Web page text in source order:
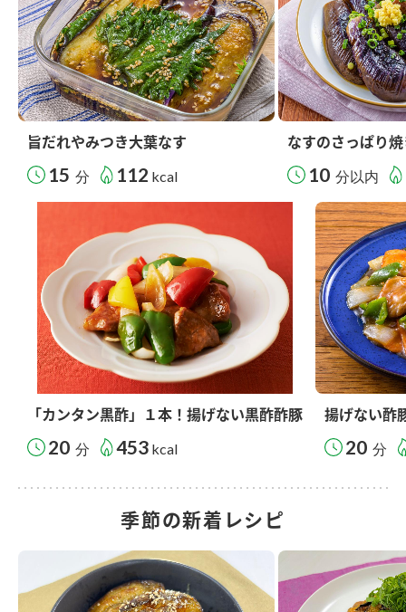
旨だれやみつき大葉なす
15 分 112 kcal
なすのさっぱり
10 分以内
「カンタン黒酢」１本！揚げない黒酢酢豚
20 分 453 kcal
揚げない酢
20 分
季節の新着レシピ